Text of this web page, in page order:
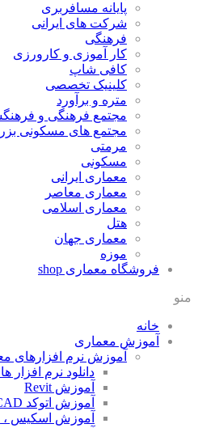
پایانه مسافربری
شرکت های ایرانی
فرهنگی
کار آموزی و کارورزی
کافی شاپ
کلینیک تخصصی
متره و برآورد
مجتمع فرهنگی و
مجتمع های مسکونی
مرمتی
مسکونی
معماری ایرانی
معماری معاصر
معماری اسلامی
هتل
معماری جهان
موزه
فروشگاه معماری shop
منو
خانه
آموزش معماری
آموزش نرم افزارهای
دانلود نرم افزار
آموزش Revit
آموزش اتوکد Auto CAD
آموزش اسکیس ،